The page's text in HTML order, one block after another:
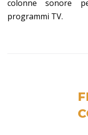
colonne sonore
programmi TV.